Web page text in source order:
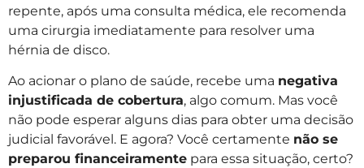
repente, após uma consulta médica, ele recomenda
uma cirurgia imediatamente para resolver uma
hérnia de disco.
Ao acionar o plano de saúde, recebe uma negativa
injustificada de cobertura, algo comum. Mas você
não pode esperar alguns dias para obter uma decisão
judicial favorável. E agora? Você certamente não se
preparou financeiramente para essa situação, certo?